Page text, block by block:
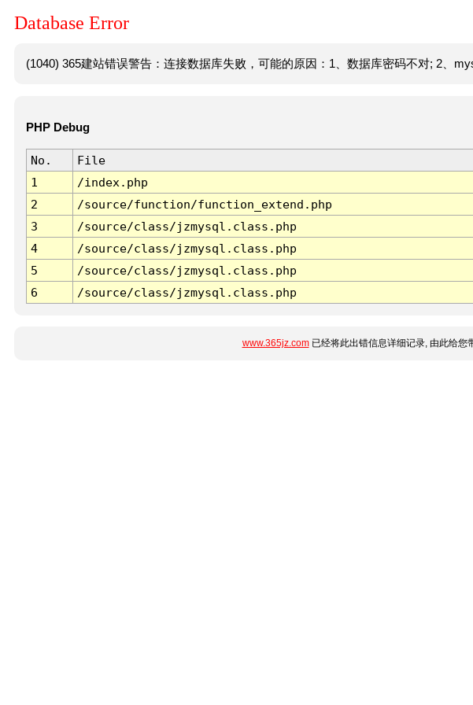
Database Error
(1040) 365建站错误警告：连接数据库失败，可能的原因：1、数据库密码不对; 2、
PHP Debug
No. File
1
/index.php
2
/source/function/function_extend.php
3
/source/class/jzmysql.class.php
4
/source/class/jzmysql.class.php
5
/source/class/jzmysql.class.php
6
/source/class/jzmysql.class.php
www.365jz.com已经将此出错信息详细记录, 由此给您